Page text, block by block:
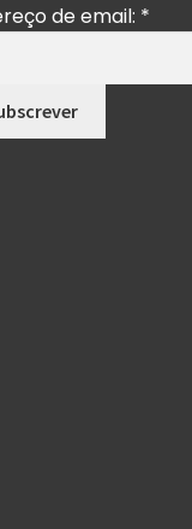
de email: *